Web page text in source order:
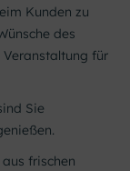
Kunden zu
des
Veranstaltung für
Sie
frischen